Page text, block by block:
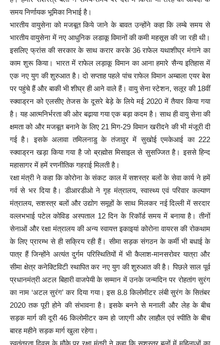
समय निर्णायक भूमिका निभाई है।
भारतीय वायुसेना को मजबूत किये जाने के बावत उन्होंने कहा कि लम्बे समय से
भारतीय वायुसेना में नए आधुनिक लडाकू विमानों की कमी महसूस की जा रही थी।
इसलिए फ्रांस की सरकार के साथ करार करके 36 राफेल यथाशीघ्र मंगाने का
काम शुरू किया। भारत में राफेल लड़ाकू विमान का आना हमारे सैन्य इतिहास में
एक नए युग की शुरुआत है। दो सप्ताह पहले पांच राफेल विमान अम्बाला एयर बेस
पर पहुंचे हैं और बाकी भी शीघ्र ही आने वाले हैं। वायु सेना स्टेशन, सलूर की 18वीं
स्क्वाड्रन को एलसीए तेजस के दूसरे बेड़े के लिये मई 2020 में तैयार किया गया
है। यह आत्मनिर्भरता की ओर बढ़ाया गया एक बड़ा कदम है। साथ ही वायु सेना की
क्षमता को और मजबूत बनाने के लिए 21 मिग-29 विमान खरीदने की भी मंजूरी दी
गई है। इसके अलावा तमिलनाडु के तंजावुर में सुखोई एमकेआई का 222
स्क्वाड्रन खड़ा किया गया है जो ब्रह्मोस मिसाइल से सुसज्जित है। इससे हिन्द
महासागर में हमें रणनीतिक गहराई मिलती है।
रक्षा मंत्री ने कहा कि कोरोना के संकट काल में सशस्त्र बलों के सेवा कार्य ने हमें
गर्व से भर दिया है। डीआरडीओ ने गृह मंत्रालय, स्वास्थ्य एवं परिवार कल्याण
मंत्रालय, सशस्त्र बलों और उद्योग समूहों के साथ मिलकर नई दिल्ली में सरदार
वल्लभभाई पटेल कोविड अस्पताल 12 दिन के रिकॉर्ड समय में बनाया है। तीनों
सेनाओं और रक्षा मंत्रालय की अन्य स्वायत्त इकाइयां कोरोना वायरस की रोकथाम
के लिए प्रारम्भ से ही सक्रिय रही हैं। सीमा सड़क संगठन के कर्मी भी बधाई के
पात्र हैं जिन्होंने अत्यंत दुर्गम परिस्थितियों में भी कैलाश-मानसरोवर यात्रा और
सीमा क्षेत्र कनेक्टिविटी स्थापित कर नए युग की शुरुआत की है। पिछले साल पूर्व
प्रधानमंत्री अटल बिहारी वाजपेयी के सम्मान में उनके जन्मदिन पर रोहतांग सुरंग
का नाम ‘अटल सुरंग’ कर दिया गया। इस 8.8 किलोमीटर लंबी सुरंग के सितंबर
2020 तक पूरी होने की संभावना है। इसके बनने से मनाली और लेह के बीच
सड़क मार्ग की दूरी 46 किलोमीटर कम हो जाएगी और लाहौल एवं स्पीति के बीच
बारह महीने सड़क मार्ग खुला रहेगा।